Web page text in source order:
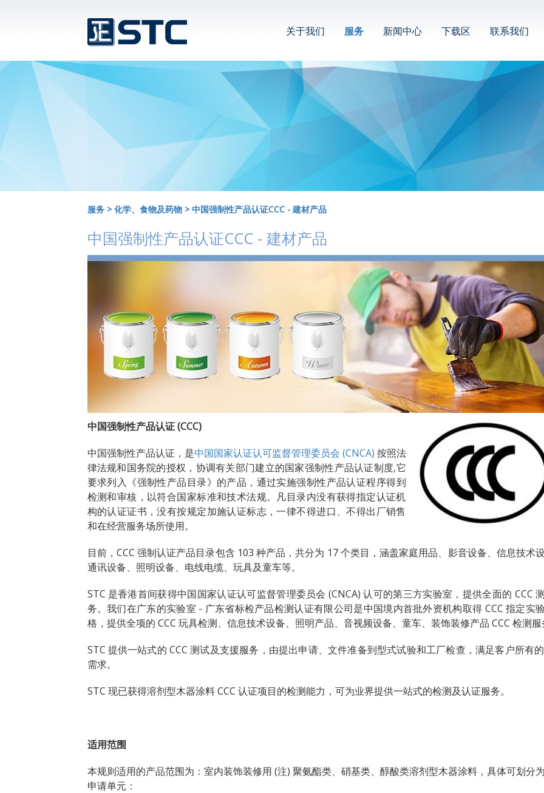
关于我们 服务 新闻中心 下载区 联系我们
服务 > 化学、食物及药物 > 中国强制性产品认证CCC - 建材产品
中国强制性产品认证CCC - 建材产品
中国强制性产品认证 (CCC)
中国强制性产品认证，是中国国家认证认可监督管理委员会 (CNCA) 按照法
律法规和国务院的授权，协调有关部门建立的国家强制性产品认证制度,它
要求列入《强制性产品目录》的产品，通过实施强制性产品认证程序得到
检测和审核，以符合国家标准和技术法规。凡目录内没有获得指定认证机
构的认证证书，没有按规定加施认证标志，一律不得进口、不得出厂销售
和在经营服务场所使用。
目前，CCC 强制认证产品目录包含 103 种产品，共分为 17 个类目，涵盖家庭用品、影音设备、信息技术
通讯设备、照明设备、电线电缆、玩具及童车等。
STC 是香港首间获得中国国家认证认可监督管理委员会 (CNCA) 认可的第三方实验室，提供全面的 CCC
务。我们在广东的实验室 - 广东省标检产品检测认证有限公司是中国境内首批外资机构取得 CCC 指定实
格，提供全项的 CCC 玩具检测、信息技术设备、照明产品、音视频设备、童车、装饰装修产品 CCC 检测
STC 提供一站式的 CCC 测试及支援服务，由提出申请、文件准备到型式试验和工厂检查，满足客户所有的
需求。
STC 现已获得溶剂型木器涂料 CCC 认证项目的检测能力，可为业界提供一站式的检测及认证服务。
适用范围
本规则适用的产品范围为：室内装饰装修用 (注) 聚氨酯类、硝基类、醇酸类溶剂型木器涂料，具体可划分
申请单元：